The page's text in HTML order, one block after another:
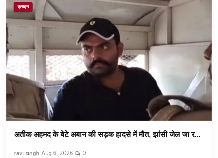
क्राइम
अतीक अहमद के बेटे अबान की सड़क हादसे में मौत, झांसी जेल जा र...
ravi singh Aug 6, 2026 0